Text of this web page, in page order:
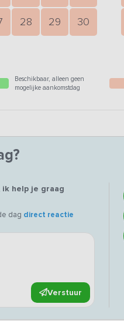
28 29 30
Beschikbaar, alleen geen
mogelijke aankomstdag
ik help je graag
dag direct reactie
Verstuur